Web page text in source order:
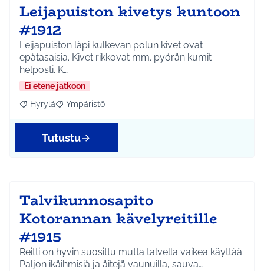
Leijapuiston kivetys kuntoon
#1912
Leijapuiston läpi kulkevan polun kivet ovat
epätasaisia. Kivet rikkovat mm. pyörän kumit
helposti. K…
Ei etene jatkoon
Rajaa tulokset aihepiirin mukaan: Hyrylä
Hyrylä Rajaa tulokset teeman mukaan: Ympäristö
Ympäristö
Tutustu
Talvikunnosapito
Kotorannan kävelyreitille
#1915
Reitti on hyvin suosittu mutta talvella vaikea käyttää.
Paljon ikäihmisiä ja äitejä vaunuilla, sauva…